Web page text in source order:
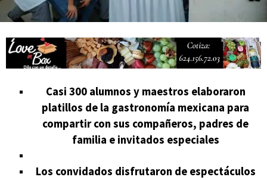
Casi 300 alumnos y maestros elaboraron
platillos de la gastronomía mexicana para
compartir con sus compañeros, padres de
familia e invitados especiales
Los convidados disfrutaron de espectáculos